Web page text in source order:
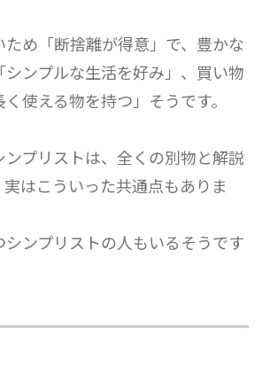
め「断捨離が得意」で、豊かな
ンプルな生活を好み」、買い物
使える物を持つ」そうです。
ンプリストは、全くの別物と解説
実はこういった共通点もありま
シンプリストの人もいるそうです